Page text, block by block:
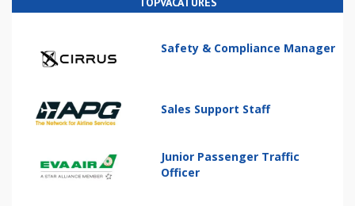
Safety & Compliance Manager
Sales Support Staff
Junior Passenger Traffic
Officer